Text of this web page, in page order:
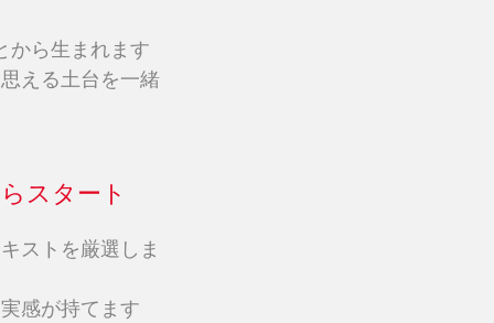
から生まれます
える土台を一緒
スタート
ストを厳選しま
感が持てます